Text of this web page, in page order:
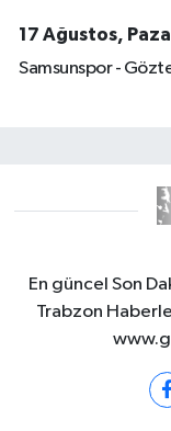
17 Ağustos,
Samsunspor -
En güncel Son
Trabzon